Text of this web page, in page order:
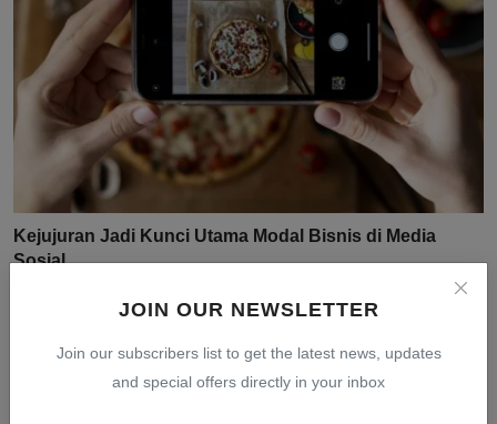
JOIN OUR NEWSLETTER
Join our subscribers list to get the latest news, updates
and special offers directly in your inbox
Kejujuran Jadi Kunci Utama Modal Bisnis di Media
Sosial...